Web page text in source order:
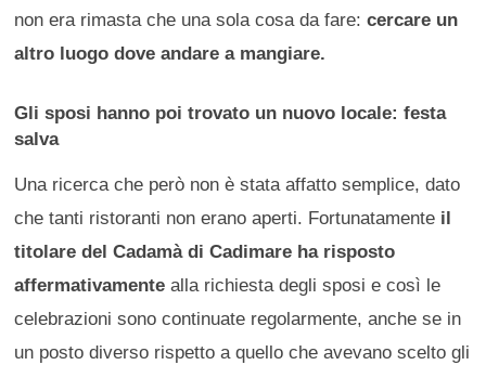
non era rimasta che una sola cosa da fare:cercare un
altro luogo dove andare a mangiare.
Gli sposi hanno poi trovato un nuovo locale: festa
salva
Una ricerca che però non è stata affatto semplice, dato
che tanti ristoranti non erano aperti. Fortunatamente il
titolare del Cadamà di Cadimare ha risposto
affermativamente alla richiesta degli sposi e così le
celebrazioni sono continuate regolarmente, anche se in
un posto diverso rispetto a quello che avevano scelto gli